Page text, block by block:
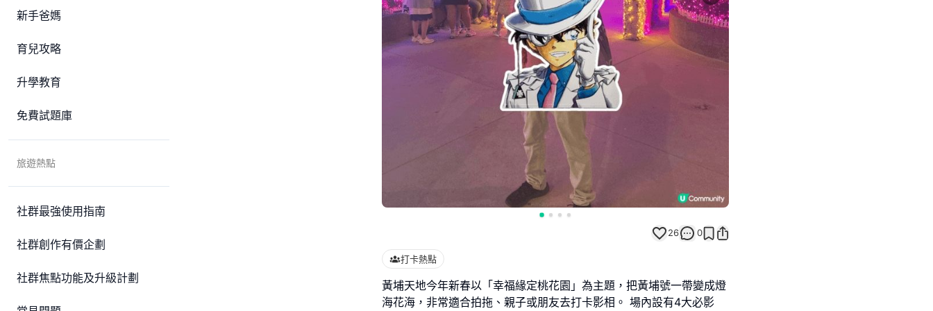
新手爸媽
育兒攻略
升學教育
免費試題庫
旅遊熱點
社群最強使用指南
社群創作有價企劃
社群焦點功能及升級計劃
26 0
打卡熱點
黃埔天地今年新春以「幸福緣定桃花園」為主題，把黃埔號一帶變成燈
海花海，非常適合拍拖、親子或朋友去打卡影相。 場內設有4大必影